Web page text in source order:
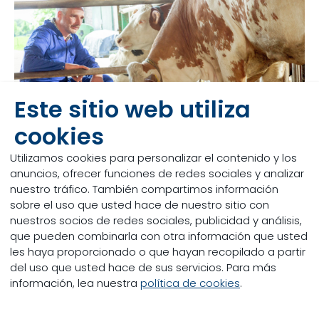
Este sitio web utiliza
cookies
Utilizamos cookies para personalizar el contenido y los
anuncios, ofrecer funciones de redes sociales y analizar
nuestro tráfico. También compartimos información
sobre el uso que usted hace de nuestro sitio con
nuestros socios de redes sociales, publicidad y análisis,
que pueden combinarla con otra información que usted
les haya proporcionado o que hayan recopilado a partir
del uso que usted hace de sus servicios. Para más
información, lea nuestra política de cookies.
El impacto en el
ganadero
Una buena gestión del periodo de transición, junto